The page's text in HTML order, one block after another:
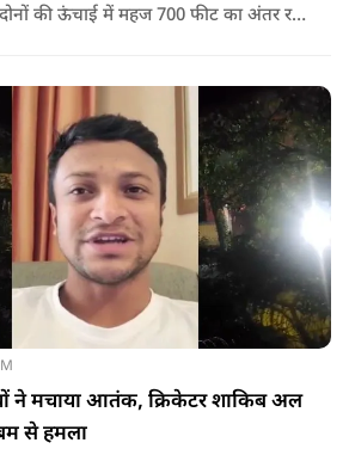
की ऊंचाई में महज 700 फीट का अंतर रह
ने मचाया आतंक, क्रिकेटर शाकिब अल
से हमला